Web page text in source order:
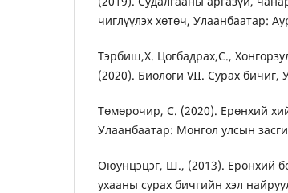
чиглүүлэх хөтөч, Улаанбаатар:
Тэрбиш,Х. Цогбадрах,С.,
(2020). Биологи VII. Сурах бичиг,
Төмөрочир, С. (2020). Ерөнхий
Улаанбаатар: Монгол улсын
Оюунцэцэг, Ш., (2013). Ерөнхий
ухааны сурах бичгийн хэл